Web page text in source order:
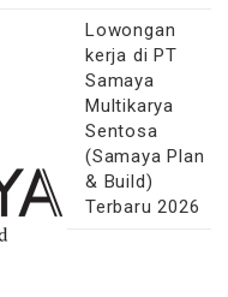
Lowongan
kerja di PT
Samaya
Multikarya
Sentosa
(Samaya Plan
& Build)
Terbaru 2026